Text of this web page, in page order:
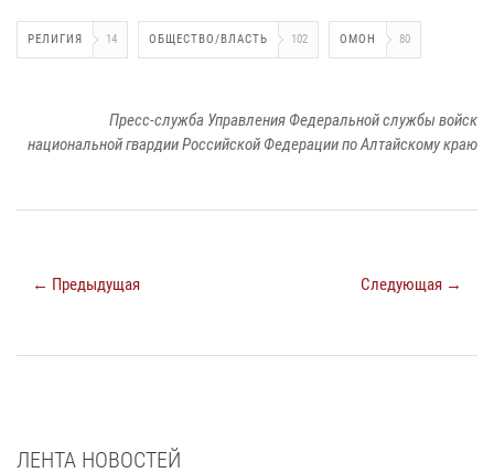
РЕЛИГИЯ 14 ОБЩЕСТВО/ВЛАСТЬ 102 ОМОН 80
Пресс-служба Управления Федеральной службы войск
национальной гвардии Российской Федерации по Алтайскому краю
← Предыдущая Следующая →
ЛЕНТА НОВОСТЕЙ